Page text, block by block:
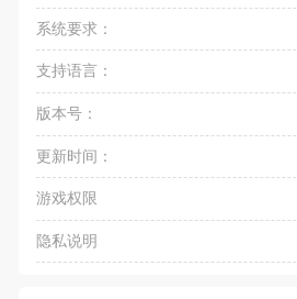
系统要求：
支持语言：
版本号：
更新时间：
游戏权限
隐私说明